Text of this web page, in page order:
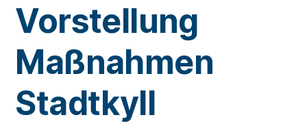
Vorstellung
Maßnahmen
Stadtkyll